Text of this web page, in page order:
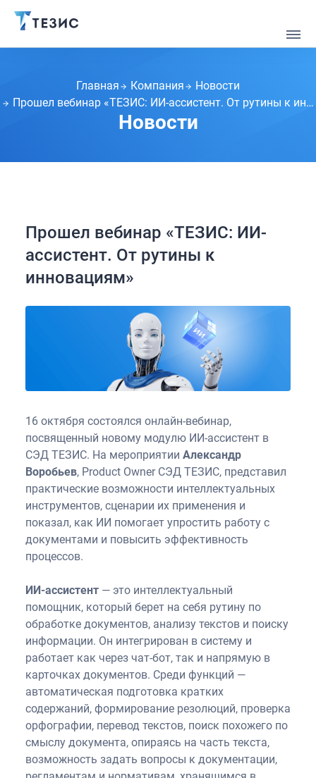
Главная Компания
Новости
Прошел вебинар «ТЕЗИС: ИИ-ассистент. От рутины к инновациям»
Новости
Прошел вебинар «ТЕЗИС: ИИ-
ассистент. От рутины к
инновациям»
16 октября состоялся онлайн-вебинар,
посвященный новому модулю ИИ-ассистент в
СЭД ТЕЗИС. На мероприятии Александр
Воробьев, Product Owner СЭД ТЕЗИС, представил
практические возможности интеллектуальных
инструментов, сценарии их применения и
показал, как ИИ помогает упростить работу с
документами и повысить эффективность
процессов.
ИИ-ассистент — это интеллектуальный
помощник, который берет на себя рутину по
обработке документов, анализу текстов и поиску
информации. Он интегрирован в систему и
работает как через чат-бот, так и напрямую в
карточках документов. Среди функций —
автоматическая подготовка кратких
содержаний, формирование резолюций, проверка
орфографии, перевод текстов, поиск похожего по
смыслу документа, опираясь на часть текста,
возможность задать вопросы к документации,